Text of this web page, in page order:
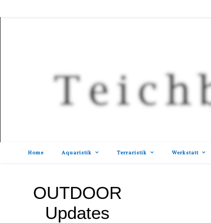
Home Aquaristik Terraristik Werkstatt
OUTDOOR
Updates